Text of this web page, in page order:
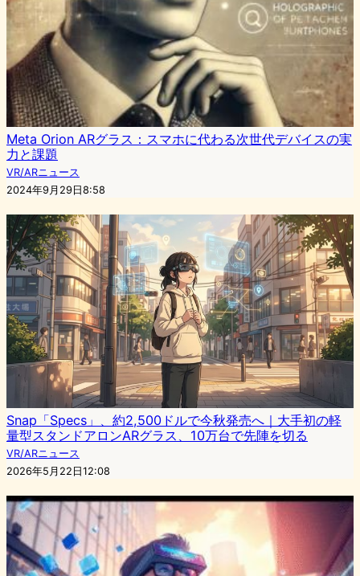
Meta Orion ARグラス：スマホに代わる次世代デバイスの実
力と課題
VR/ARニュース
2024年9月29日8:58
Snap「Specs」、約2,500ドルで今秋発売へ｜大手初の軽
量型スタンドアロンARグラス、10万台で先陣を切る
VR/ARニュース
2026年5月22日12:08